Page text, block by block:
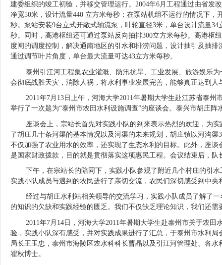
建委组织的竣工初验，并移交管理运行。2004年6月工程通过由省发
净宽50米，设计流量440 立方米每秒；在泵站机组不运行的情况下
秒。泵站安装9台立式开敞式轴流泵，叶轮直径3米，单台设计流量
秒。同时，高港枢纽还可通过泵站反向抽排300立方米每秒。高港枢
度闸的调度控制，解决通南地区的引水和排涝问题，设计抽引及抽
通过调节叶片角度，单台最大流量可达43立方米每秒。
泰州引江河工程集农业灌溉、防汛抗旱、工业发展、旅游娱乐为
会彻底战胜天灾，消除人祸，将水利事业发展完善，能够真正达到人
2011年7月13日上午，河海大学2011年暑期大学生赴江苏省泰州
举行了一次题为“泰州市农田水利设施调查”的座谈会。泰兴市胡庄
座谈会上，宗站长首先对实践小队的到来表示热烈的欢迎，为实
了胡庄几十条河渠的基本情况以及河渠的未来规划，胡庄镇以河沟
不仅加强了农业用水的效率，还实现了生态水利的目标。此外，座
是国家财政拨款，目的就是贯彻落实这项惠民工程。会议结束后，队
下午，在宗站长的陪同下，实践小队参观了附近几个村庄的引水
实践小队成员与遇到的农民进行了亲切交流，农民们深切感受到中
经过与胡庄水利站相关领导的交流学习，实践小队成员了解了一
的知识的欠缺和实践经验的匮乏。我们不仅缺乏理论知识，我们还
2011年7月14日，河海大学2011年暑期大学生赴泰州市关于农田
验，实践小队深有感受，并对实践成果进行了汇总，于泰州市水利
局长王玉忠，泰州市海陵区农水科科长曹晶以及引江河管理处、各
翟秋博士。